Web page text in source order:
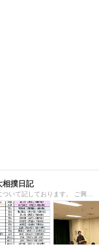
相撲日記
主に大相撲についての分析、雑感について記しております。 ご興味ある方はぜひ足をお運びください。 またご感想、ご意見いただけると幸いです。